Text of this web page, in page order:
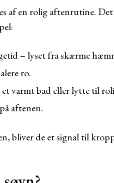
af en rolig aftenrutine.
– lyset fra skærme
ro.
et varmt bad eller lytte til
aftenen.
bliver de et signal til